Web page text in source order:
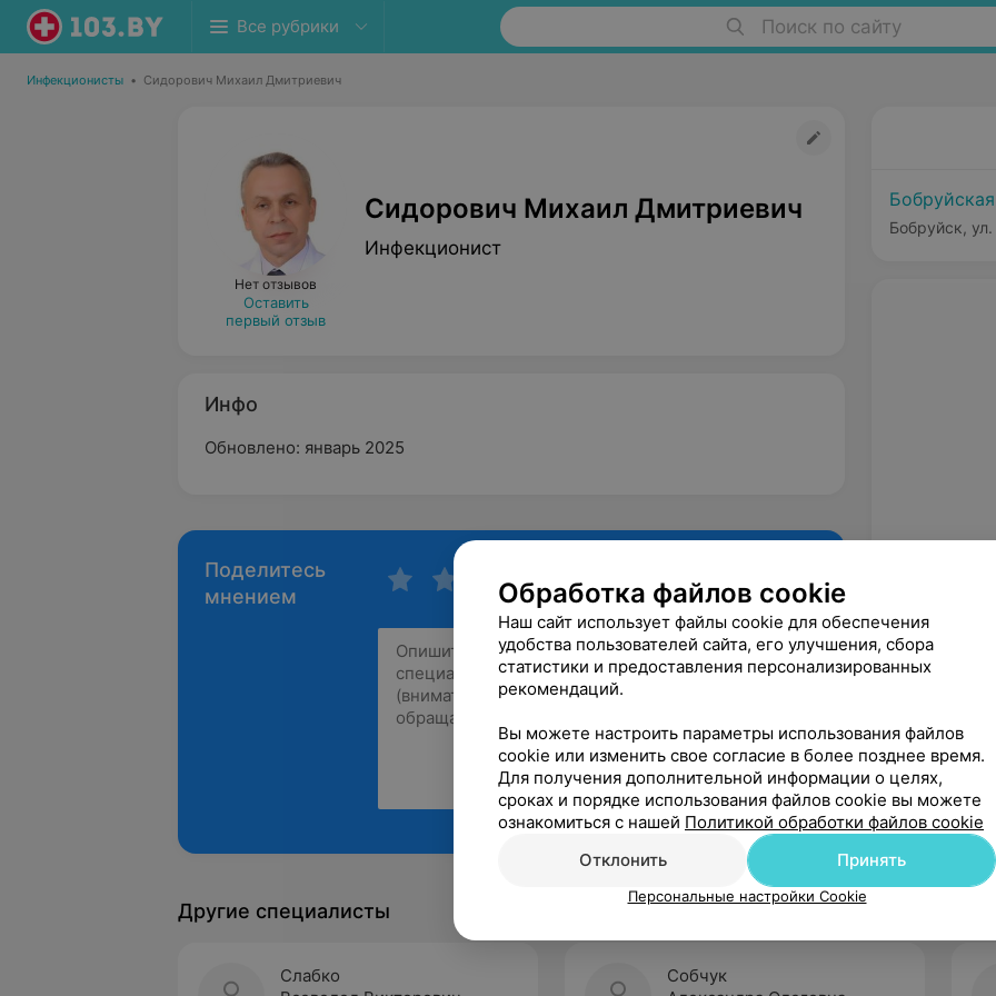
Все рубрики Поиск по сайту
Инфекционисты • Сидорович Михаил Дмитриевич
Нет отзывов
Оставить
первый отзыв
Сидорович Михаил Дмитриевич
Инфекционист
Инфо
Обновлено: январь 2025
Поделитесь
мнением
Рекомендую
Бобруйск,
Другие специалисты
Слабко
Собчук
Обработка файлов cookie
Наш сайт использует файлы cookie для обеспечения
удобства пользователей сайта, его улучшения, сбора
статистики и предоставления персонализированных
рекомендаций.
Вы можете настроить параметры использования файлов
cookie или изменить свое согласие в более позднее время.
Для получения дополнительной информации о целях,
сроках и порядке использования файлов cookie вы можете
ознакомиться с нашей Политикой обработки файлов cookie
Отклонить
Принять
Персональные настройки Cookie